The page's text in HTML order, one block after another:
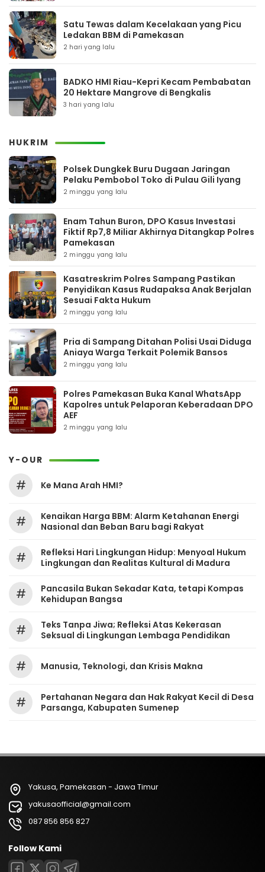
Satu Tewas dalam Kecelakaan yang Picu
Ledakan BBM di Pamekasan
2 hari yang lalu
BADKO HMI Riau-Kepri Kecam Pembabatan
20 Hektare Mangrove di Bengkalis
3 hari yang lalu
HUKRIM
Polsek Dungkek Buru Dugaan Jaringan
Pelaku Pembobol Toko di Pulau Gili Iyang
2 minggu yang lalu
Enam Tahun Buron, DPO Kasus Investasi
Fiktif Rp7,8 Miliar Akhirnya Ditangkap Polres
Pamekasan
2 minggu yang lalu
Kasatreskrim Polres Sampang Pastikan
Penyidikan Kasus Rudapaksa Anak Berjalan
Sesuai Fakta Hukum
2 minggu yang lalu
Pria di Sampang Ditahan Polisi Usai Diduga
Aniaya Warga Terkait Polemik Bansos
2 minggu yang lalu
Polres Pamekasan Buka Kanal WhatsApp
Kapolres untuk Pelaporan Keberadaan DPO
AEF
2 minggu yang lalu
Y-OUR
# Ke Mana Arah HMI?
#
Kenaikan Harga BBM: Alarm Ketahanan Energi
Nasional dan Beban Baru bagi Rakyat
#
Refleksi Hari Lingkungan Hidup: Menyoal Hukum
Lingkungan dan Realitas Kultural di Madura
#
Pancasila Bukan Sekadar Kata, tetapi Kompas
Kehidupan Bangsa
#
Teks Tanpa Jiwa; Refleksi Atas Kekerasan
Seksual di Lingkungan Lembaga Pendidikan
# Manusia, Teknologi, dan Krisis Makna
#
Pertahanan Negara dan Hak Rakyat Kecil di Desa
Parsanga, Kabupaten Sumenep
Yakusa, Pamekasan - Jawa Timur
yakusaofficial@gmail.com
087 856 856 827
Follow Kami